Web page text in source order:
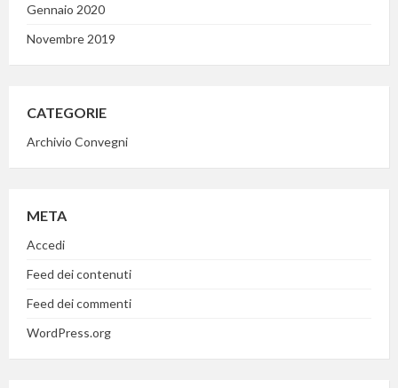
Gennaio 2020
Novembre 2019
CATEGORIE
Archivio Convegni
META
Accedi
Feed dei contenuti
Feed dei commenti
WordPress.org